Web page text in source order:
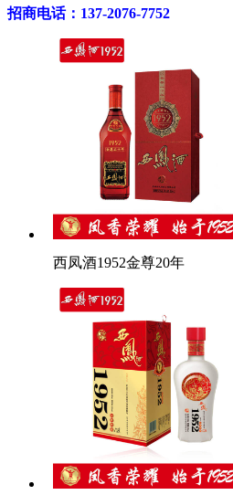
招商电话：137-2076-7752
西凤酒1952金尊20年